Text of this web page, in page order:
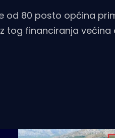
od 80 posto općina
tog financiranja većina